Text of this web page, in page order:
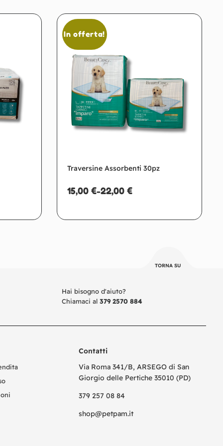
In offerta!
Traversine Assorbenti 30pz
15,00 €-22,00 €
TORNA SU
Hai bisogno d'aiuto?
Chiamaci al 379 2570 884
Contatti
Via Roma 341/B, ARSEGO di San
Giorgio delle Pertiche 35010 (PD)
379 257 08 84
shop@petpam.it